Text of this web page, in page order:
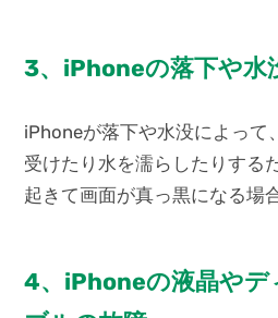
3、iPhoneの落下や水
iPhoneが落下や水没によって
受けたり水を濡らしたりする
起きて画面が真っ黒になる場
4、iPhoneの液晶やデ